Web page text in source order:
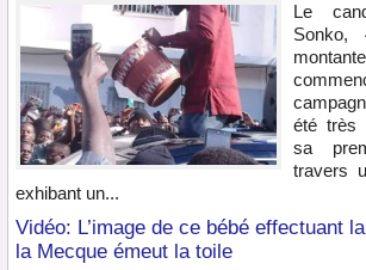
Le
Sonko,
été très
sa
travers
exhibant un...
Vidéo: L’image de ce bébé effectuant
la Mecque émeut la toile